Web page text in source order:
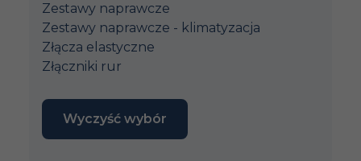
Zestawy naprawcze
Zestawy naprawcze - klimatyzacja
Złącza elastyczne
Złączniki rur
Wyczyść wybór